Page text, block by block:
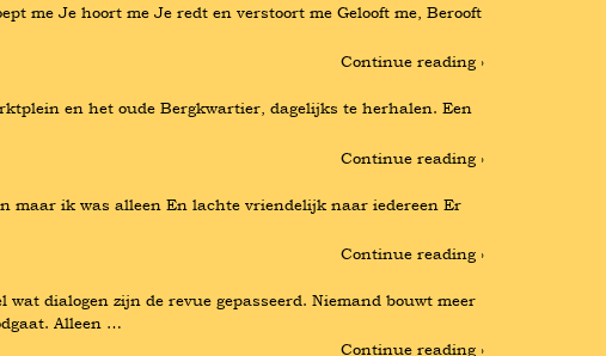
me Je hoort me Je redt en verstoort me Gelooft me, Berooft
Continue reading ›
en het oude Bergkwartier, dagelijks te herhalen. Een
Continue reading ›
maar ik was alleen En lachte vriendelijk naar iedereen Er
Continue reading ›
dialogen zijn de revue gepasseerd. Niemand bouwt meer
Alleen …
Continue reading ›